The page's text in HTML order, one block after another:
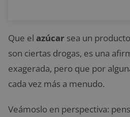
Que el azúcar sea un
son ciertas drogas, es una
exagerada, pero que por
cada vez más a menudo.
Veámoslo en perspectiva: